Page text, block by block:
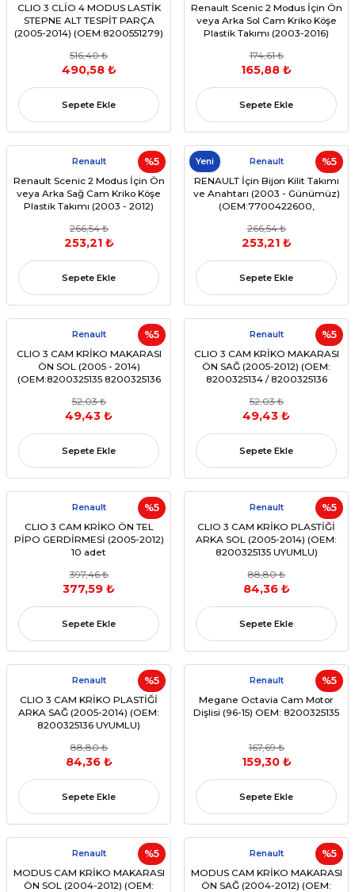
CLIO 3 CLİO 4 MODUS LASTİK
STEPNE ALT TESPİT PARÇA
(2005-2014) (OEM:8200551279)
516,40 ₺
490,58 ₺
Sepete Ekle
Renault Scenic 2 Modus İçin Ön
veya Arka Sol Cam Kriko Köşe
Plastik Takımı (2003-2016)
8200478299, 8200748377 )
174,61 ₺
165,88 ₺
Sepete Ekle
%5
Renault
Renault Scenic 2 Modus İçin Ön
veya Arka Sağ Cam Kriko Köşe
Plastik Takımı (2003 - 2012)
266,54 ₺
253,21 ₺
Sepete Ekle
%5
Yeni Renault
RENAULT İçin Bijon Kilit Takımı
ve Anahtarı (2003 - Günümüz)
(OEM:7700422600,
7700412166)
266,54 ₺
253,21 ₺
Sepete Ekle
%5
Renault
CLIO 3 CAM KRİKO MAKARASI
ÖN SOL (2005 - 2014)
(OEM:8200325135 8200325136
8200634267)
52,03 ₺
49,43 ₺
Sepete Ekle
%5
Renault
CLIO 3 CAM KRİKO MAKARASI
ÖN SAĞ (2005-2012) (OEM:
8200325134 / 8200325136
52,03 ₺
49,43 ₺
Sepete Ekle
%5
Renault
CLIO 3 CAM KRİKO ÖN TEL
PİPO GERDİRMESİ (2005-2012)
10 adet
397,46 ₺
377,59 ₺
Sepete Ekle
%5
Renault
CLIO 3 CAM KRİKO PLASTİĞİ
ARKA SOL (2005-2014) (OEM:
8200325135 UYUMLU)
88,80 ₺
84,36 ₺
Sepete Ekle
%5
Renault
CLIO 3 CAM KRİKO PLASTİĞİ
ARKA SAĞ (2005-2014) (OEM:
8200325136 UYUMLU)
88,80 ₺
84,36 ₺
Sepete Ekle
%5
Renault
Megane Octavia Cam Motor
Dişlisi (96-15) OEM: 8200325135
167,69 ₺
159,30 ₺
Sepete Ekle
%5
Renault
MODUS CAM KRİKO MAKARASI
ÖN SOL (2004-2012) (OEM:
%5
Renault
MODUS CAM KRİKO MAKARASI
ÖN SAĞ (2004-2012) (OEM: